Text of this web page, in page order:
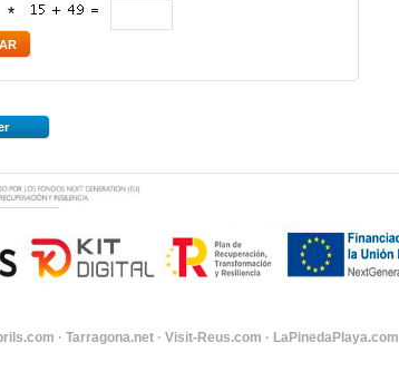
*
· Tarragona.net · Visit-Reus.com · LaPinedaPlaya.com